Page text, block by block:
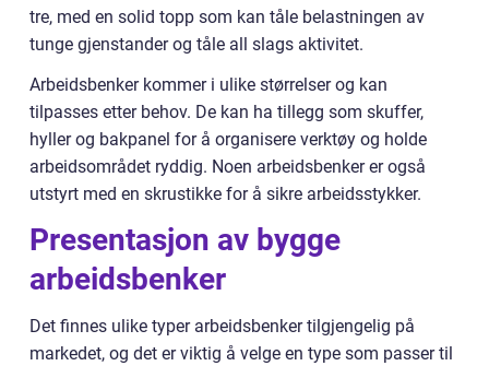
tre, med en solid topp som kan tåle belastningen av
tunge gjenstander og tåle all slags aktivitet.
Arbeidsbenker kommer i ulike størrelser og kan
tilpasses etter behov. De kan ha tillegg som skuffer,
hyller og bakpanel for å organisere verktøy og holde
arbeidsområdet ryddig. Noen arbeidsbenker er også
utstyrt med en skrustikke for å sikre arbeidsstykker.
Presentasjon av bygge
arbeidsbenker
Det finnes ulike typer arbeidsbenker tilgjengelig på
markedet, og det er viktig å velge en type som passer til